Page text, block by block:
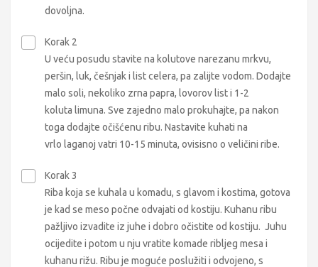
dovoljna.
Korak 2
U veću posudu stavite na kolutove narezanu mrkvu,
peršin, luk, češnjak i list celera, pa zalijte vodom. Dodajte
malo soli, nekoliko zrna papra, lovorov list i 1-2
koluta limuna. Sve zajedno malo prokuhajte, pa nakon
toga dodajte očišćenu ribu. Nastavite kuhati na
vrlo laganoj vatri 10-15 minuta, ovisisno o veličini ribe.
Korak 3
Riba koja se kuhala u komadu, s glavom i kostima, gotova
je kad se meso počne odvajati od kostiju. Kuhanu ribu
pažljivo izvadite iz juhe i dobro očistite od kostiju. Juhu
ocijedite i potom u nju vratite komade ribljeg mesa i
kuhanu rižu. Ribu je moguće poslužiti i odvojeno, s